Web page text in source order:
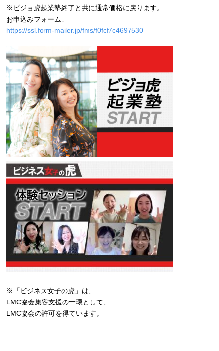
※ビジョ虎起業塾終了と共に通常価格に戻ります。
お申込みフォーム↓
https://ssl.form-mailer.jp/fms/f0fcf7c4697530
※「ビジネス女子の虎」は、
LMC協会集客支援の一環として、
LMC協会の許可を得ています。